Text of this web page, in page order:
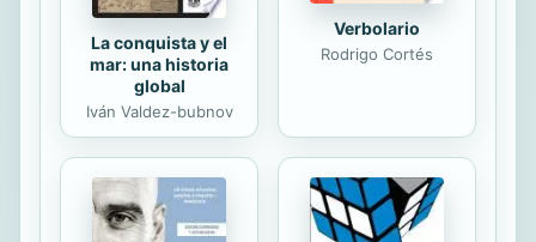
La conquista y el
mar: una historia
global
Iván Valdez-bubnov
Verbolario
Rodrigo Cortés